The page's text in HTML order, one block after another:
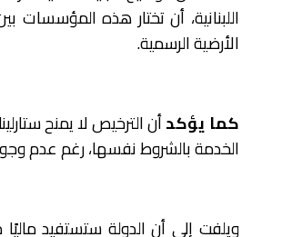
اللبنانية، أن تختار هذه المؤسسات
الأرضية الرسمية.
كما يؤكدأن الترخيص لا يمنح
الخدمة بالشروط نفسها، رغم عدم